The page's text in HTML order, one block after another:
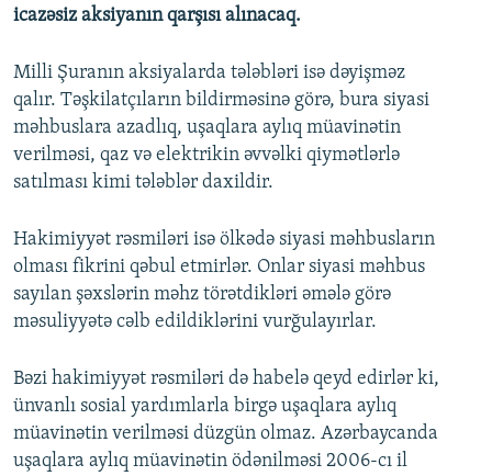
icazəsiz aksiyanın qarşısı alınacaq.
Milli Şuranın aksiyalarda tələbləri isə dəyişməz
qalır. Təşkilatçıların bildirməsinə görə, bura siyasi
məhbuslara azadlıq, uşaqlara aylıq müavinətin
verilməsi, qaz və elektrikin əvvəlki qiymətlərlə
satılması kimi tələblər daxildir.
Hakimiyyət rəsmiləri isə ölkədə siyasi məhbusların
olması fikrini qəbul etmirlər. Onlar siyasi məhbus
sayılan şəxslərin məhz törətdikləri əmələ görə
məsuliyyətə cəlb edildiklərini vurğulayırlar.
Bəzi hakimiyyət rəsmiləri də habelə qeyd edirlər ki,
ünvanlı sosial yardımlarla birgə uşaqlara aylıq
müavinətin verilməsi düzgün olmaz. Azərbaycanda
uşaqlara aylıq müavinətin ödənilməsi 2006-cı il